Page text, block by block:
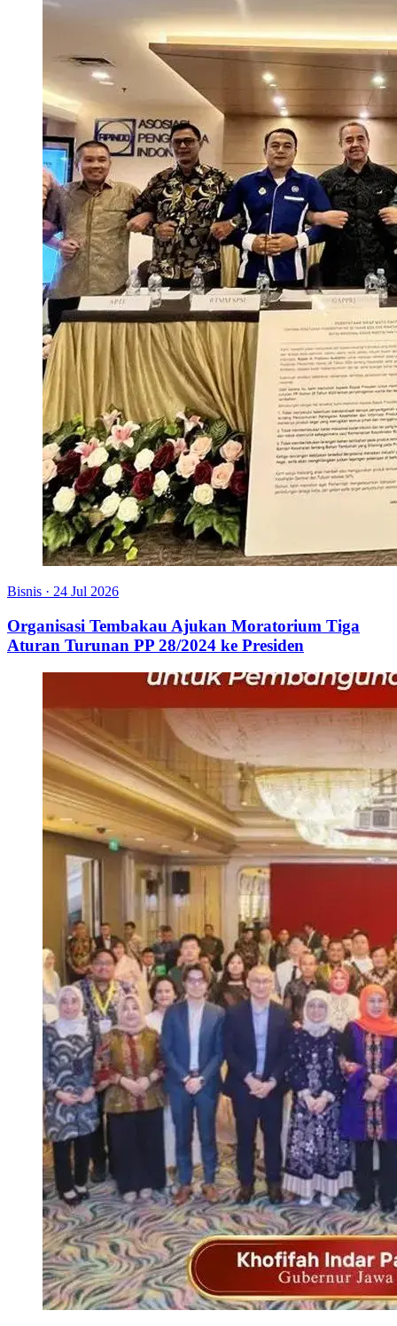
Bisnis · 24 Jul 2026
Organisasi Tembakau Ajukan Moratorium Tiga
Aturan Turunan PP 28/2024 ke Presiden